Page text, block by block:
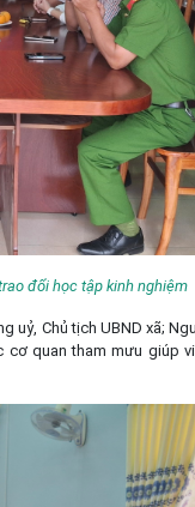
đổi học tập kinh nghiệm
uỷ, Chủ tịch UBND xã;
quan tham mưu giúp